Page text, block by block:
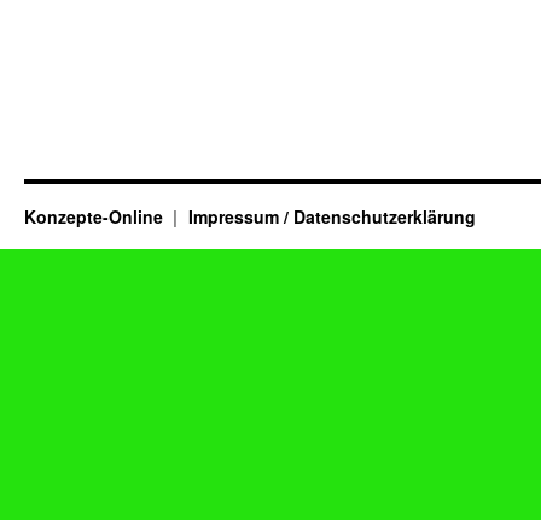
Konzepte-Online Impressum / Datenschutzerklärung